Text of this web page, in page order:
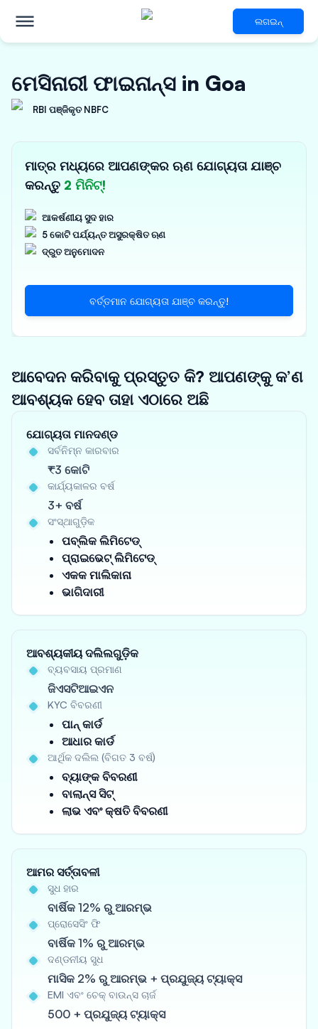
ଲଗଇନ୍
ମେସିନାରୀ ଫାଇନାନ୍ସ in Goa
RBI ପଞ୍ଜିକୃତ NBFC
ମାତ୍ର ମଧ୍ୟରେ ଆପଣଙ୍କର ଋଣ ଯୋଗ୍ୟତା ଯାଞ୍ଚ
କରନ୍ତୁ 2 ମିନିଟ୍!
ଆକର୍ଷଣୀୟ ସୁଦ ହାର
5 କୋଟି ପର୍ଯ୍ୟନ୍ତ ଅସୁରକ୍ଷିତ ଋଣ
ଦ୍ରୁତ ଅନୁମୋଦନ
ବର୍ତ୍ତମାନ ଯୋଗ୍ୟତା ଯାଞ୍ଚ କରନ୍ତୁ!
ଆବେଦନ କରିବାକୁ ପ୍ରସ୍ତୁତ କି? ଆପଣଙ୍କୁ କ’ଣ
ଆବଶ୍ୟକ ହେବ ତାହା ଏଠାରେ ଅଛି
ଯୋଗ୍ୟତା ମାନଦଣ୍ଡ
ସର୍ବନିମ୍ନ କାରବାର
₹3 କୋଟି
କାର୍ଯ୍ୟକାଳର ବର୍ଷ
3+ ବର୍ଷ
ସଂସ୍ଥାଗୁଡ଼ିକ
ପବ୍ଲିକ ଲିମିଟେଡ୍
ପ୍ରାଇଭେଟ୍ ଲିମିଟେଡ୍
ଏକକ ମାଲିକାନା
ଭାଗିଦାରୀ
ଆବଶ୍ୟକୀୟ ଦଲିଲଗୁଡ଼ିକ
ବ୍ୟବସାୟ ପ୍ରମାଣ
ଜିଏସଟିଆଇଏନ
KYC ବିବରଣୀ
ପାନ୍ କାର୍ଡ
ଆଧାର କାର୍ଡ
ଆର୍ଥିକ ଦଲିଲ (ବିଗତ 3 ବର୍ଷ)
ବ୍ୟାଙ୍କ ବିବରଣୀ
ବାଲାନ୍ସ ସିଟ୍
ଲାଭ ଏବଂ କ୍ଷତି ବିବରଣୀ
ଆମର ସର୍ତ୍ତାବଳୀ
ସୁଧ ହାର
ବାର୍ଷିକ 12% ରୁ ଆରମ୍ଭ
ପ୍ରୋସେସିଂ ଫି
ବାର୍ଷିକ 1% ରୁ ଆରମ୍ଭ
ଦଣ୍ଡନୀୟ ସୁଧ
ମାସିକ 2% ରୁ ଆରମ୍ଭ + ପ୍ରଯୁଜ୍ୟ ଟ୍ୟାକ୍ସ
EMI ଏବଂ ଚେକ୍ ବାଉନ୍ସ ଚାର୍ଜ
500 + ପ୍ରଯୁଜ୍ୟ ଟ୍ୟାକ୍ସ